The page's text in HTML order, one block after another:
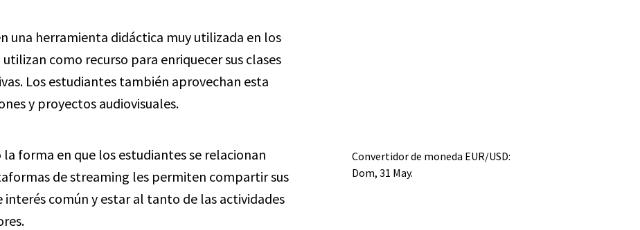
una herramienta didáctica muy utilizada en los
como recurso para enriquecer sus clases
Los estudiantes también aprovechan esta
y proyectos audiovisuales.
forma en que los estudiantes se relacionan
de streaming les permiten compartir sus
común y estar al tanto de las actividades
Convertidor de moneda EUR/USD:
Dom, 31 May.